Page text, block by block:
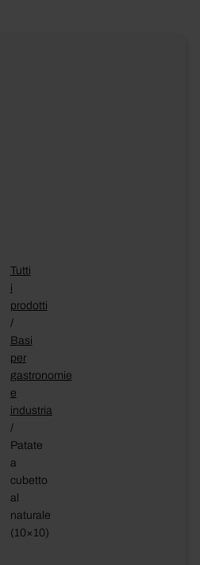
Tutti
i
prodotti
/
Basi
per
gastronomie
e
industria
/
Patate
a
cubetto
al
naturale
(10×10)